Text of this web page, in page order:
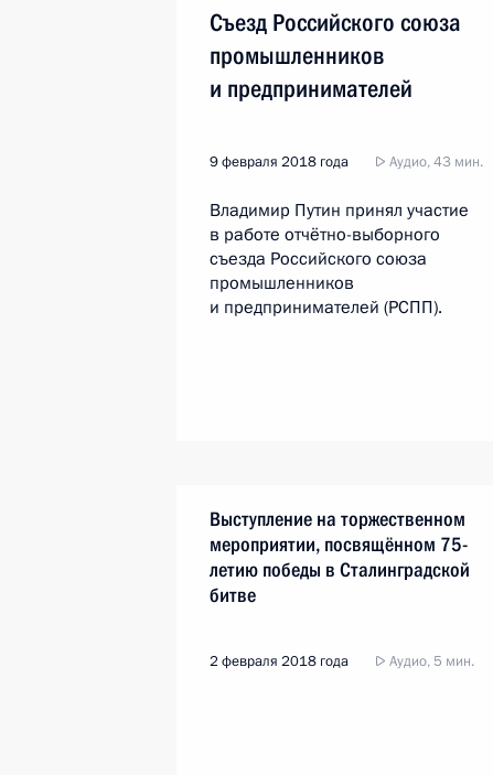
Съезд Российского союза
промышленников
и предпринимателей
9 февраля 2018 года Аудио, 43 мин.
Владимир Путин принял участие
в работе отчётно-выборного
съезда Российского союза
промышленников
и предпринимателей (РСПП).
Выступление на торжественном
мероприятии, посвящённом 75-
летию победы в Сталинградской
битве
2 февраля 2018 года Аудио, 5 мин.